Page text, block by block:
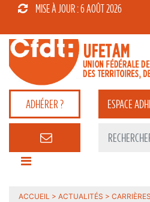
MISE À JOUR : 6 AOÛT 2026
ADHÉRER ? ESPACE
ACCUEIL > ACTUALITÉS > CARRIÈRES